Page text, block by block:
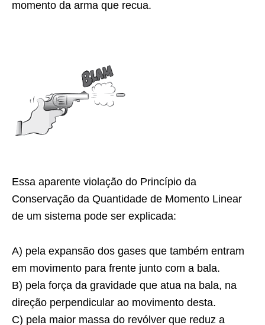
momento da arma que recua.
Essa aparente violação do Princípio da
Conservação da Quantidade de Momento Linear
de um sistema pode ser explicada:
A) pela expansão dos gases que também entram
em movimento para frente junto com a bala.
B) pela força da gravidade que atua na bala, na
direção perpendicular ao movimento desta.
C) pela maior massa do revólver que reduz a